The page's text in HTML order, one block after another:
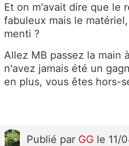
Et on m'avait dire que le
fabuleux mais le
menti ?
Allez MB passez la main
n'avez jamais été un
en plus, vous êtes hors-
Publié par GG le 11/